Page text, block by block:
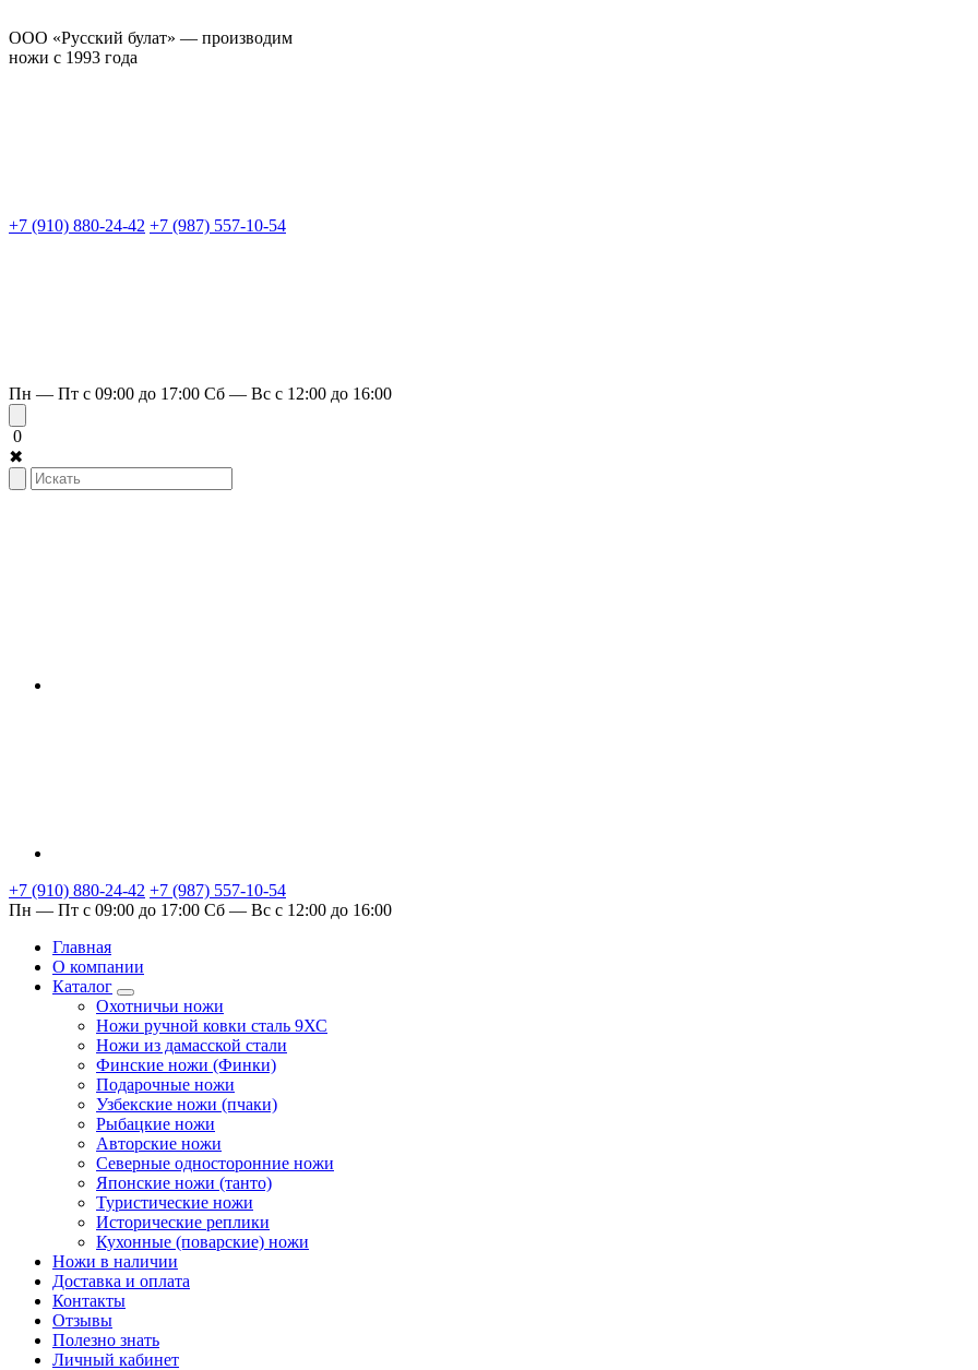
ООО «Русский булат» — производим
ножи с 1993 года
+7 (910) 880-24-42 +7 (987) 557-10-54
Пн — Пт с 09:00 до 17:00 Сб — Вс с 12:00 до 16:00
0
✖
+7 (910) 880-24-42 +7 (987) 557-10-54
Пн — Пт с 09:00 до 17:00 Сб — Вс с 12:00 до 16:00
Главная
О компании
Каталог
Охотничьи ножи
Ножи ручной ковки сталь 9ХС
Ножи из дамасской стали
Финские ножи (Финки)
Подарочные ножи
Узбекские ножи (пчаки)
Рыбацкие ножи
Авторские ножи
Северные односторонние ножи
Японские ножи (танто)
Туристические ножи
Исторические реплики
Кухонные (поварские) ножи
Ножи в наличии
Доставка и оплата
Контакты
Отзывы
Полезно знать
Личный кабинет